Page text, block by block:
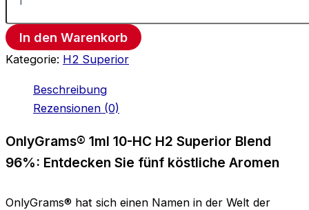
In den Warenkorb
Kategorie: H2 Superior
Beschreibung
Rezensionen (0)
OnlyGrams® 1ml 10-HC H2 Superior Blend
96%: Entdecken Sie fünf köstliche Aromen
OnlyGrams® hat sich einen Namen in der Welt der